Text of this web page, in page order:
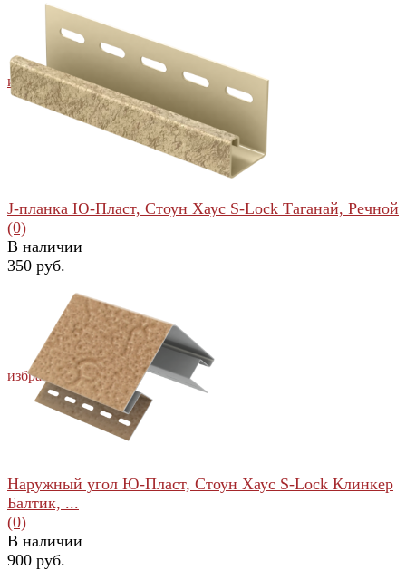
избранное сравнить
избранное сравнить
J-планка Ю-Пласт, Стоун Хаус S-Lock Таганай, Речной
(0)
В наличии
350 руб.
Наружный угол Ю-Пласт, Стоун Хаус S-Lock Клинкер
Балтик, ...
(0)
В наличии
900 руб.